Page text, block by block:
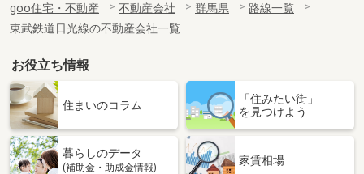
goo住宅・不動産 不動産会社 群馬県
路線一覧
東武鉄道日光線の不動産会社一覧
お役立ち情報
住まいのコラム
「住みたい街」
を見つけよう
暮らしのデータ
(補助金・助成金情報)
家賃相場